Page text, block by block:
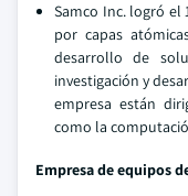
Samco Inc. logró el
por capas
desarrollo de
investigación y
empresa están
como la
Empresa de equipos